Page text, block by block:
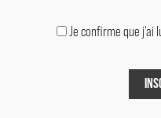
Je confirme que j'ai